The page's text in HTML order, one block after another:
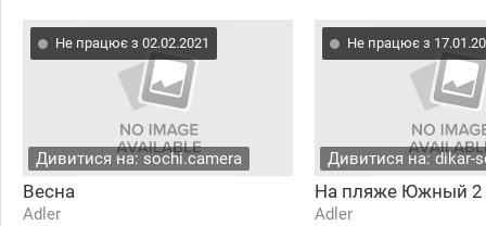
Не працює з 02.02.2021
Дивитися на: sochi.camera
Весна
Adler
Не працює з
Дивитися на: dikar-
На пляже Южный 2
Adler